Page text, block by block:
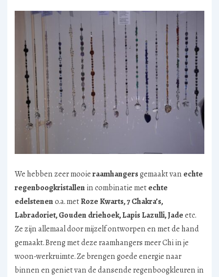
We hebben zeer mooieraamhangersgemaakt van echte
regenboogkristallen in combinatie metechte
edelsteneno.a. metRoze Kwarts, 7 Chakra’s,
Labradoriet, Gouden driehoek, Lapis Lazulli, Jadeetc.
Ze zijn allemaal door mijzelf ontworpen en met de hand
gemaakt. Breng met deze raamhangers meer Chi in je
woon-werkruimte. Ze brengen goede energie naar
binnen en geniet van de dansende regenboogkleuren in